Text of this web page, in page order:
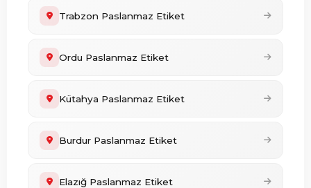
Trabzon Paslanmaz Etiket
Ordu Paslanmaz Etiket
Kütahya Paslanmaz Etiket
Burdur Paslanmaz Etiket
Elazığ Paslanmaz Etiket